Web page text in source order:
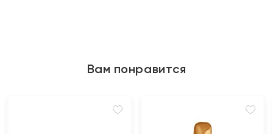
Вам понравится